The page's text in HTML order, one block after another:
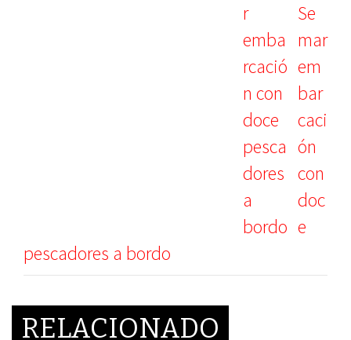
Se
mar
em
bar
caci
ón
con
doc
e
pescadores a bordo
RELACIONADO